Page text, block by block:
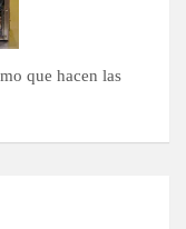
que hacen las